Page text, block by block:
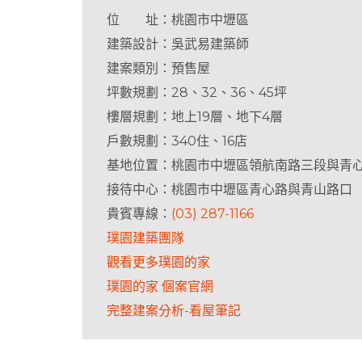
位 址：桃園市中壢區
建築設計：吳武易建築師
建案類別：預售屋
坪數規劃：28、32、36、45坪
樓層規劃：地上19層、地下4層
戶數規劃：340住、16店
基地位置：桃園市中壢區領航南路三段與青
接待中心：桃園市中壢區青心路與青山路口
貴賓專線： (03) 287-1166
璞園建築團隊
觀看更多璞園的家
璞園的家 個案官網
完整建案分析-看屋筆記